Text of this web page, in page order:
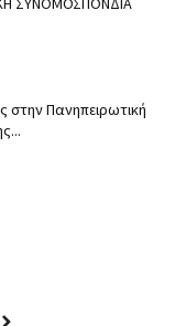
στην Πανηπειρωτική